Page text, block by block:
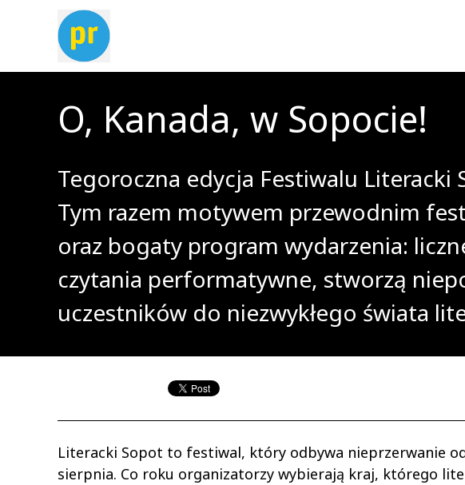
O, Kanada, w Sopocie!
Tegoroczna edycja Festiwalu
Tym razem motywem przewodnim
oraz bogaty program wydarzenia:
czytania performatywne, stworzą
uczestników do niezwykłego świata
Literacki Sopot to festiwal, który odbywa nieprzerwanie
sierpnia. Co roku organizatorzy wybierają kraj, którego